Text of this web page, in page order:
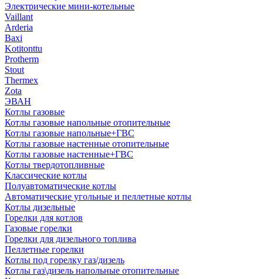
Электрические мини-котельные
Vaillant
Arderia
Baxi
Kotitonttu
Protherm
Stout
Thermex
Zota
ЭВАН
Котлы газовые
Котлы газовые напольные отопительные
Котлы газовые напольные+ГВС
Котлы газовые настенные отопительные
Котлы газовые настенные+ГВС
Котлы твердотопливные
Классические котлы
Полуавтоматические котлы
Автоматические угольные и пеллетные котлы
Котлы дизельные
Горелки для котлов
Газовые горелки
Горелки для дизельного топлива
Пеллетные горелки
Котлы под горелку газ/дизель
Котлы газ\дизель напольные отопительные